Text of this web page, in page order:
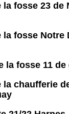
la fosse 23 de
fosse Notre
la fosse 11 de
la chaufferie